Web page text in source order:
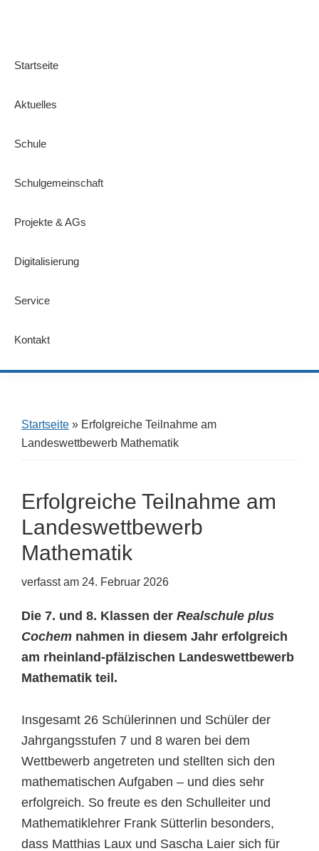
Startseite
Aktuelles
Schule
Schulgemeinschaft
Projekte & AGs
Digitalisierung
Service
Kontakt
Startseite » Erfolgreiche Teilnahme am
Landeswettbewerb Mathematik
Erfolgreiche Teilnahme am
Landeswettbewerb
Mathematik
verfasst am 24. Februar 2026
Die 7. und 8. Klassen der Realschule plus
Cochem nahmen in diesem Jahr erfolgreich
am rheinland-pfälzischen Landeswettbewerb
Mathematik teil.
Insgesamt 26 Schülerinnen und Schüler der
Jahrgangsstufen 7 und 8 waren bei dem
Wettbewerb angetreten und stellten sich den
mathematischen Aufgaben – und dies sehr
erfolgreich. So freute es den Schulleiter und
Mathematiklehrer Frank Sütterlin besonders,
dass Matthias Laux und Sascha Laier sich für